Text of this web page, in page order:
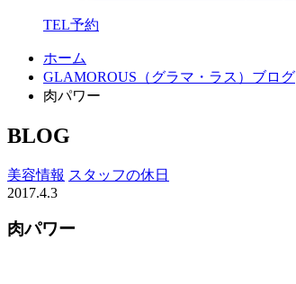
TEL予約
ホーム
GLAMOROUS（グラマ・ラス）ブログ
肉パワー
BLOG
美容情報 スタッフの休日
2017.4.3
肉パワー